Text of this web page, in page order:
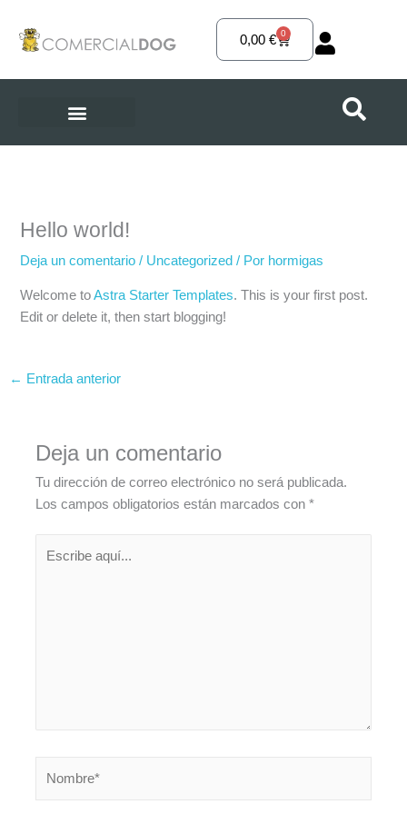
contenido
0,00€ 0
Carrito
Hello world!
Deja un comentario / Uncategorized / Por hormigas
Welcome toAstra Starter Templates. This is your first post.
Edit or delete it, then start blogging!
← Entrada anterior
Deja un comentario
Tu dirección de correo electrónico no será publicada.
Los campos obligatorios están marcados con*